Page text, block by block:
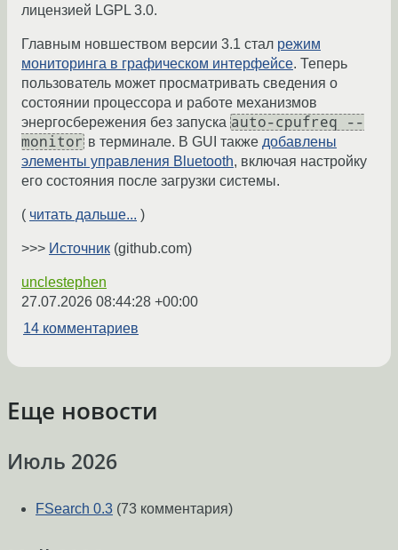
лицензией LGPL 3.0.
Главным новшеством версии 3.1 стал режим
мониторинга в графическом интерфейсе. Теперь
пользователь может просматривать сведения о
состоянии процессора и работе механизмов
энергосбережения без запуска auto-cpufreq --
monitor в терминале. В GUI также добавлены
элементы управления Bluetooth, включая настройку
его состояния после загрузки системы.
( читать дальше... )
>>> Источник (github.com)
unclestephen
27.07.2026 08:44:28 +00:00
14 комментариев
Еще новости
Июль 2026
FSearch 0.3 (73 комментария)